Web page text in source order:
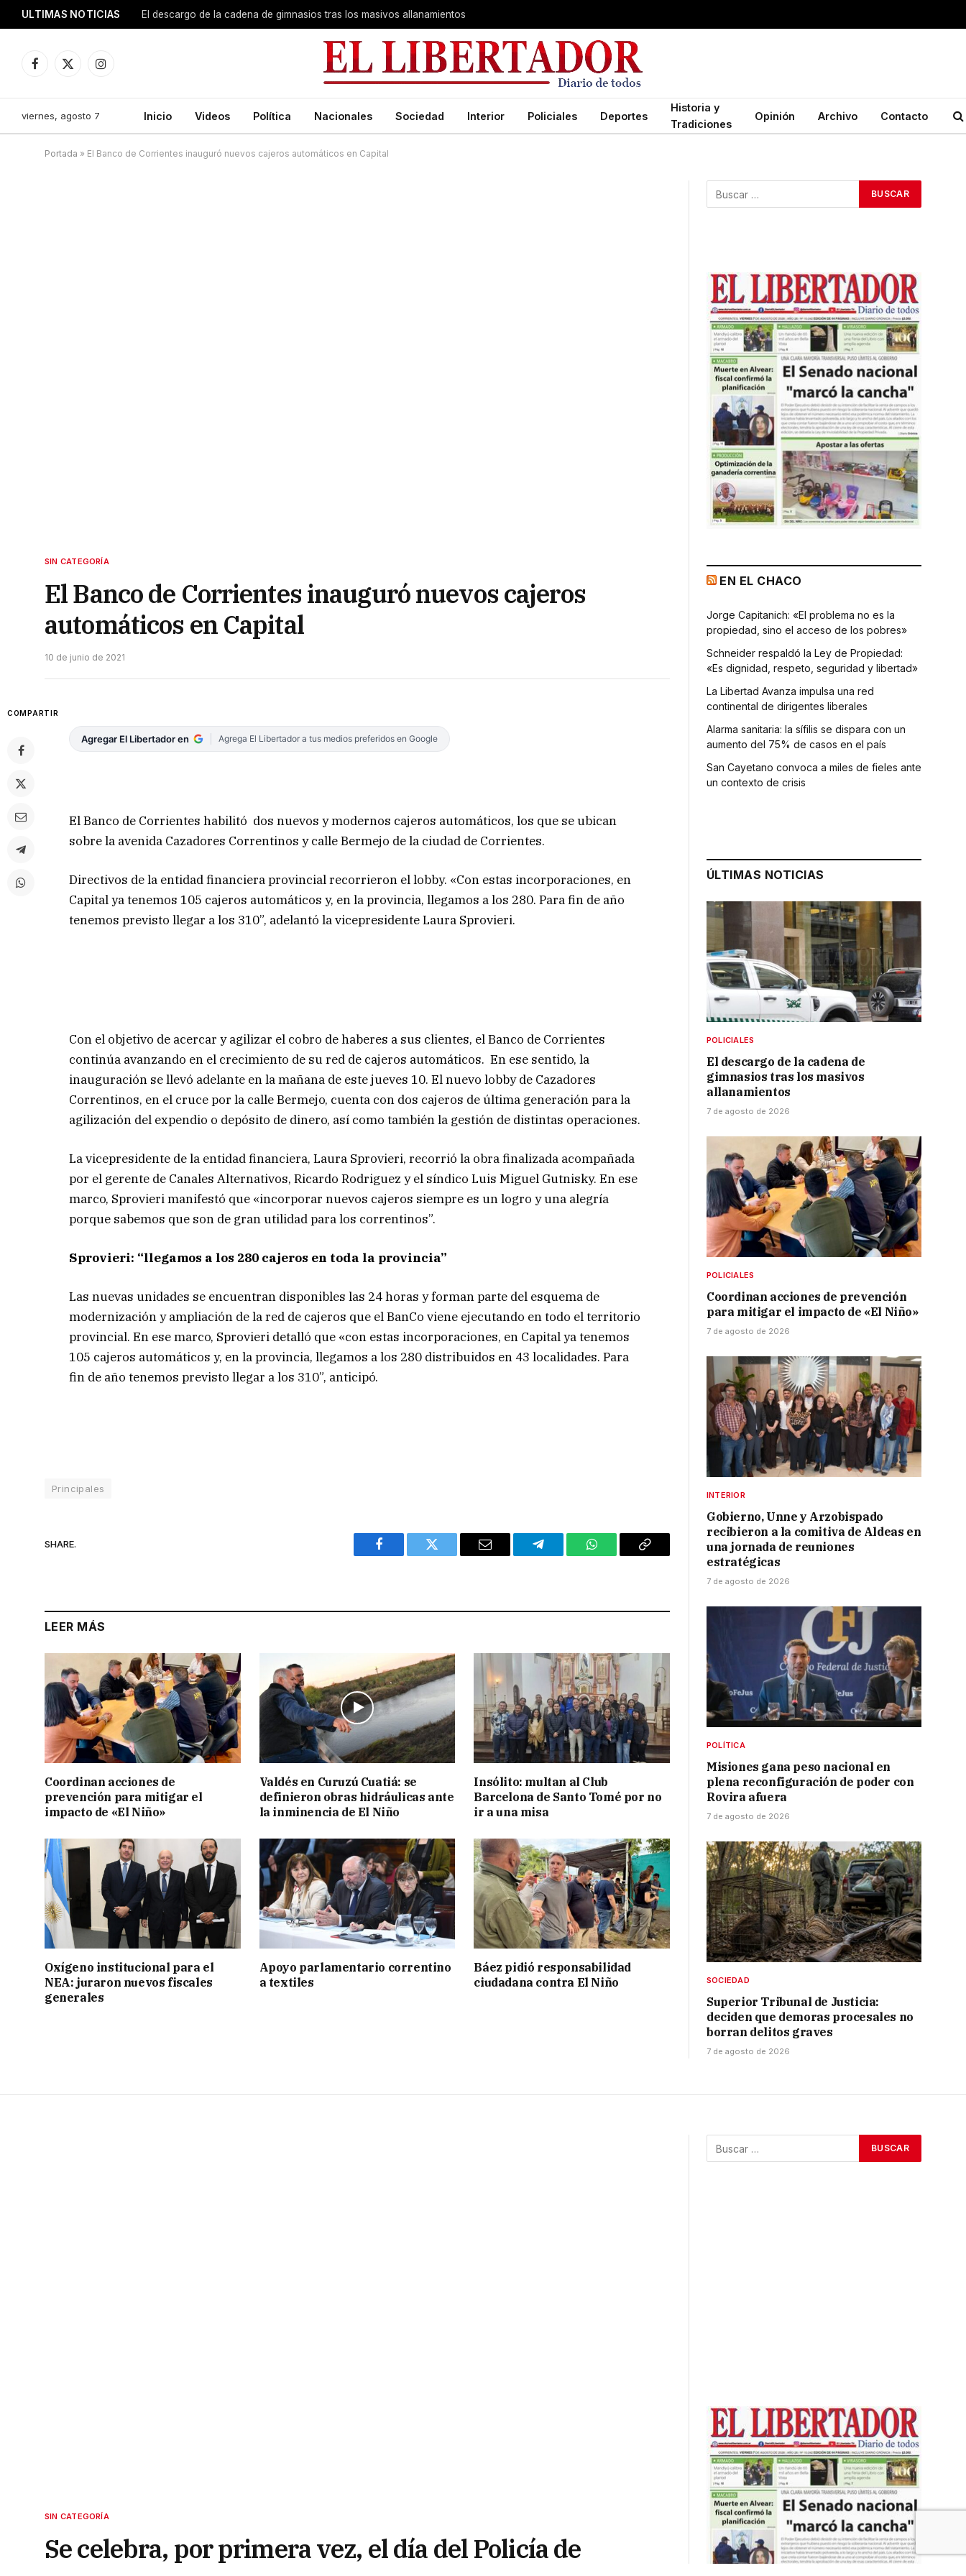
ULTIMAS NOTICIAS El descargo de la cadena de gimnasios tras los masivos allanamientos
Facebook
X
Instagram
viernes, agosto 7 Inicio Videos Política Nacionales Sociedad Interior Policiales Deportes
Historia y
Tradiciones
Opinión Archivo Contacto
Portada » El Banco de Corrientes inauguró nuevos cajeros automáticos en Capital
SIN CATEGORÍA
El Banco de Corrientes inauguró nuevos cajeros
automáticos en Capital
10 de junio de 2021
COMPARTIR
Agregar El Libertador en Agrega El Libertador a tus medios preferidos en Google
El Banco de Corrientes habilitó dos nuevos y modernos cajeros automáticos, los que se ubican
sobre la avenida Cazadores Correntinos y calle Bermejo de la ciudad de Corrientes.
Directivos de la entidad financiera provincial recorrieron el lobby. «Con estas incorporaciones, en
Capital ya tenemos 105 cajeros automáticos y, en la provincia, llegamos a los 280. Para fin de año
tenemos previsto llegar a los 310”, adelantó la vicepresidente Laura Sprovieri.
Con el objetivo de acercar y agilizar el cobro de haberes a sus clientes, el Banco de Corrientes
continúa avanzando en el crecimiento de su red de cajeros automáticos. En ese sentido, la
inauguración se llevó adelante en la mañana de este jueves 10. El nuevo lobby de Cazadores
Correntinos, en el cruce por la calle Bermejo, cuenta con dos cajeros de última generación para la
agilización del expendio o depósito de dinero, así como también la gestión de distintas operaciones.
La vicepresidente de la entidad financiera, Laura Sprovieri, recorrió la obra finalizada acompañada
por el gerente de Canales Alternativos, Ricardo Rodriguez y el síndico Luis Miguel Gutnisky. En ese
marco, Sprovieri manifestó que «incorporar nuevos cajeros siempre es un logro y una alegría
porque sabemos que son de gran utilidad para los correntinos”.
Sprovieri: “llegamos a los 280 cajeros en toda la provincia”
Las nuevas unidades se encuentran disponibles las 24 horas y forman parte del esquema de
modernización y ampliación de la red de cajeros que el BanCo viene ejecutando en todo el territorio
provincial. En ese marco, Sprovieri detalló que «con estas incorporaciones, en Capital ya tenemos
105 cajeros automáticos y, en la provincia, llegamos a los 280 distribuidos en 43 localidades. Para
fin de año tenemos previsto llegar a los 310”, anticipó.
Principales
SHARE.
Facebook Twitter Email Telegram WhatsAppCopy
LEER MÁS
Coordinan acciones de
prevención para mitigar el
impacto de «El Niño»
Valdés en Curuzú Cuatiá: se
definieron obras hidráulicas ante
la inminencia de El Niño
Insólito: multan al Club
Barcelona de Santo Tomé por no
ir a una misa
Oxígeno institucional para el
NEA: juraron nuevos fiscales
generales
Apoyo parlamentario correntino
a textiles
Báez pidió responsabilidad
ciudadana contra El Niño
EN EL CHACO
Jorge Capitanich: «El problema no es la
propiedad, sino el acceso de los pobres»
Schneider respaldó la Ley de Propiedad:
«Es dignidad, respeto, seguridad y libertad»
La Libertad Avanza impulsa una red
continental de dirigentes liberales
Alarma sanitaria: la sífilis se dispara con un
aumento del 75% de casos en el país
San Cayetano convoca a miles de fieles ante
un contexto de crisis
ÚLTIMAS NOTICIAS
POLICIALES
El descargo de la cadena de
gimnasios tras los masivos
allanamientos
7 de agosto de 2026
POLICIALES
Coordinan acciones de prevención
para mitigar el impacto de «El Niño»
7 de agosto de 2026
INTERIOR
Gobierno, Unne y Arzobispado
recibieron a la comitiva de Aldeas en
una jornada de reuniones
estratégicas
7 de agosto de 2026
POLÍTICA
Misiones gana peso nacional en
plena reconfiguración de poder con
Rovira afuera
7 de agosto de 2026
SOCIEDAD
Superior Tribunal de Justicia:
deciden que demoras procesales no
borran delitos graves
7 de agosto de 2026
SIN CATEGORÍA
Se celebra, por primera vez, el día del Policía de